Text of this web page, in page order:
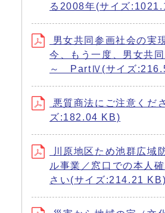
る2008年(サイズ
男女共同参画社会の実
今、もう一度、男女共
～ PartⅣ(サイズ
悪質商法にご注意くだ
ズ:182.04 KB)
川原地区ため池群広域
ル事業／窓口での本人
さい(サイズ:214.21 KB)